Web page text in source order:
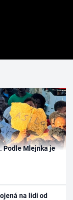
Podle Mlejnka je
na lidi od